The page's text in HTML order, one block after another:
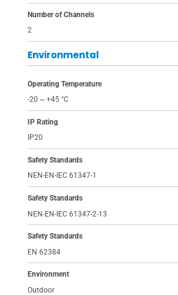
Number of Channels
2
Environmental
Operating Temperature
-20 ~ +45 °C
IP Rating
IP20
Safety Standards
NEN-EN-IEC 61347-1
Safety Standards
NEN-EN-IEC 61347-2-13
Safety Standards
EN 62384
Environment
Outdoor